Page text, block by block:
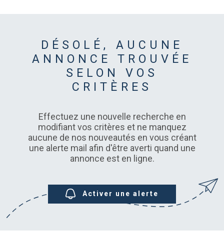
DÉSOLÉ, AUCUNE
ANNONCE TROUVÉE
SELON VOS
CRITÈRES
Effectuez une nouvelle recherche en
modifiant vos critères et ne manquez
aucune de nos nouveautés en vous créant
une alerte mail afin d'être averti quand une
annonce est en ligne.
Activer une alerte
TEXTE
RÉFÉRENCE
RECHERCHER